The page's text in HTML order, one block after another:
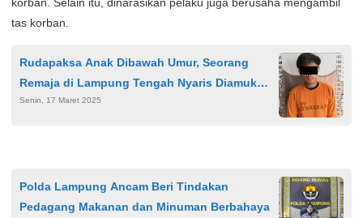
tas korban.
Rudapaksa Anak Dibawah Umur, Seorang
Remaja di Lampung Tengah Nyaris Diamuk
Warga
Senin, 17 Maret 2025
Polda Lampung Ancam Beri Tindakan
Pedagang Makanan dan Minuman Berbahaya